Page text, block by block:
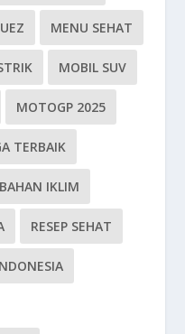
MENU SEHAT
MOBIL SUV
MOTOGP 2025
TERBAIK
IKLIM
RESEP SEHAT